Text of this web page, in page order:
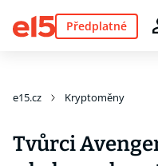
Předplatné
e15.cz Kryptoměny
Tvůrci